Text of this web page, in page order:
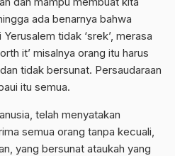
ada benarnya bahwa
tidak ‘srek’, merasa
it’ misalnya orang itu harus
tidak bersunat. Persaudaraan
itu semua.
telah menyatakan
semua orang tanpa kecuali,
yang bersunat ataukah yang